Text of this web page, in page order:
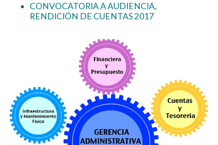
CONVOCATORIA A AUDIENCIA,
RENDICIÓN DE CUENTAS 2017